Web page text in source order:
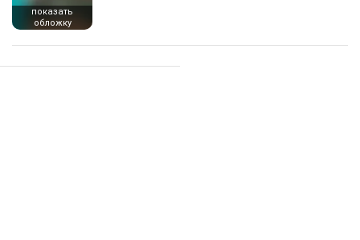
показать
обложку